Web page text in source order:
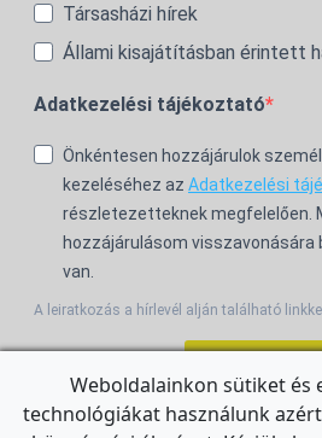
Társasházi hírek
Állami kisajátításban érintett
Adatkezelési tájékoztató
Önkéntesen hozzájárulok
kezeléséhez az Adatkezelési
részletezetteknek megfelelően.
hozzájárulásom visszavonására
van.
A leiratkozás a hírlevél alján található
For the English Newsletter, click
Weboldalainkon sütiket és
technológiákat használunk